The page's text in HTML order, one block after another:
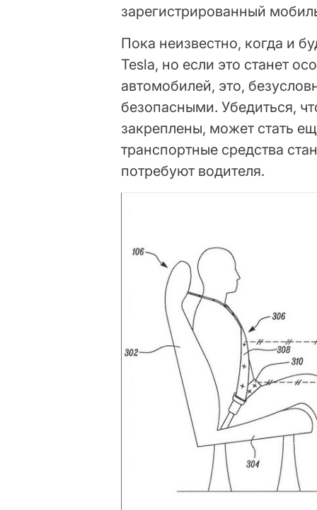
зарегистрированный
Пока неизвестно, когда и
Tesla, но если это станет
автомобилей, это,
безопасными. Убедиться,
закреплены, может стать
транспортные средства
потребуют водителя.